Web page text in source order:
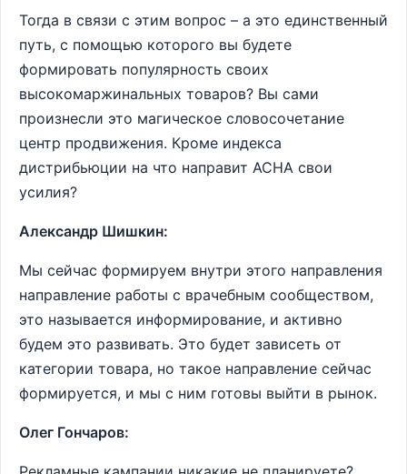
Тогда в связи с этим вопрос – а это единственный
путь, с помощью которого вы будете
формировать популярность своих
высокомаржинальных товаров? Вы сами
произнесли это магическое словосочетание
центр продвижения. Кроме индекса
дистрибьюции на что направит АСНА свои
усилия?
Александр Шишкин:
Мы сейчас формируем внутри этого направления
направление работы с врачебным сообществом,
это называется информирование, и активно
будем это развивать. Это будет зависеть от
категории товара, но такое направление сейчас
формируется, и мы с ним готовы выйти в рынок.
Олег Гончаров: